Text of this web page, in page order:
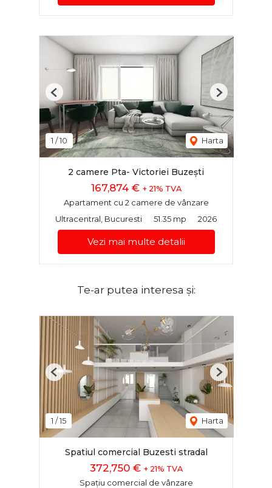
1 /10 Harta
Previous Next
2 camere Pta- Victoriei Buzești
167,874 € + 21% TVA
Apartament cu 2 camere de vânzare
Ultracentral, Bucuresti
51.35 mp 2026
Vezi mai multe detalii
Te-ar putea interesa și:
1 /15 Harta
Previous Next
Spatiul comercial Buzesti stradal
372,750 € + 21% TVA
Spațiu comercial de vânzare